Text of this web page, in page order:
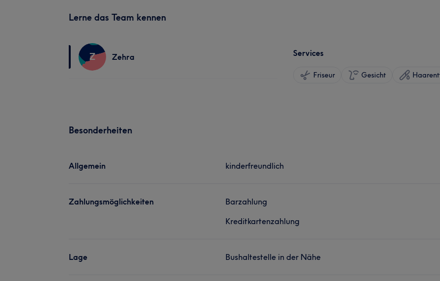
Lerne das Team kennen
Z Zehra Services
Friseur Gesicht
Besonderheiten
Allgemein kinderfreundlich
Zahlungsmöglichkeiten
Barzahlung
Kreditkartenzahlung
Lage Bushaltestelle in der Nähe